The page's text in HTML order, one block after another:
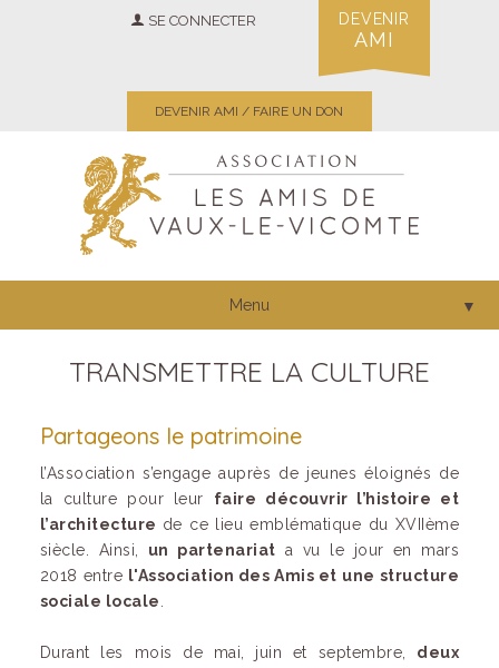
SE CONNECTER DEVENIR
AMI
DEVENIR AMI / FAIRE UN DON
Menu ▼
TRANSMETTRE LA CULTURE
Partageons le patrimoine
l’Association s’engage auprès de jeunes éloignés de
la culture pour leur faire découvrir l’histoire et
l’architecture de ce lieu emblématique du XVIIème
siècle. Ainsi, un partenariat a vu le jour en mars
2018 entre l'Association des Amis et une structure
sociale locale
Durant les mois de mai, juin et septembre, deux